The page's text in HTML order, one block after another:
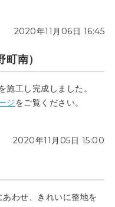
2020年11月06日 16:45
南）
工し完成しました。
ジをご覧ください。
2020年11月05日 15:00
わせ、きれいに整地を